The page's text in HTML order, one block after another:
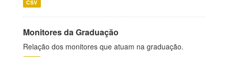
CSV
Monitores da Graduação
Relação dos monitores que atuam na graduação.